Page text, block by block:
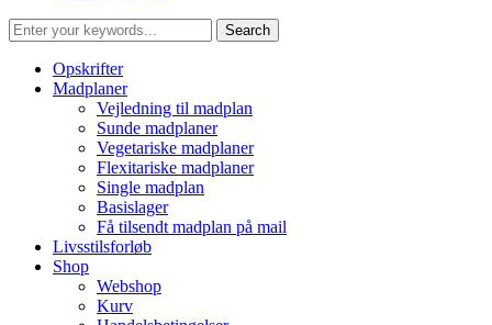
Opskrifter
Madplaner
Vejledning til madplan
Sunde madplaner
Vegetariske madplaner
Flexitariske madplaner
Single madplan
Basislager
Få tilsendt madplan på mail
Livsstilsforløb
Shop
Webshop
Kurv